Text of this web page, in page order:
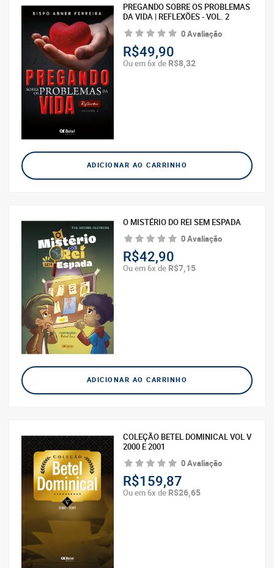
PREGANDO SOBRE OS PROBLEMAS
DA VIDA | REFLEXÕES - VOL. 2
0 Avaliação
R$49,90
Ou em 6x de R$8,32
ADICIONAR AO CARRINHO
O MISTÉRIO DO REI SEM ESPADA
0 Avaliação
R$42,90
Ou em 6x de R$7,15
ADICIONAR AO CARRINHO
COLEÇÃO BETEL DOMINICAL VOL V
2000 E 2001
0 Avaliação
R$159,87
Ou em 6x de R$26,65